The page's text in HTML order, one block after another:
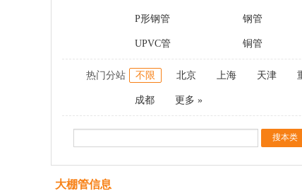
P形钢管 钢管
UPVC管 铜管
热门分站 不限 北京 上海 天津
成都 更多 »
大棚管信息